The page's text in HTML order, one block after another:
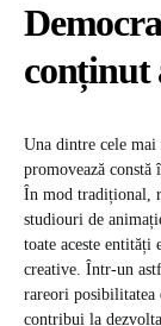
conținut
Una dintre cele
promovează constă
În mod tradițional,
studiouri de
toate aceste entități
creative. Într-un
rareori posibilitatea
contribui la